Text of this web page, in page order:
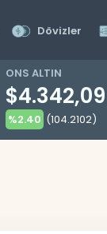
Dövizler
ONS ALTIN
$4.342,09
%2.40 (104.2102)